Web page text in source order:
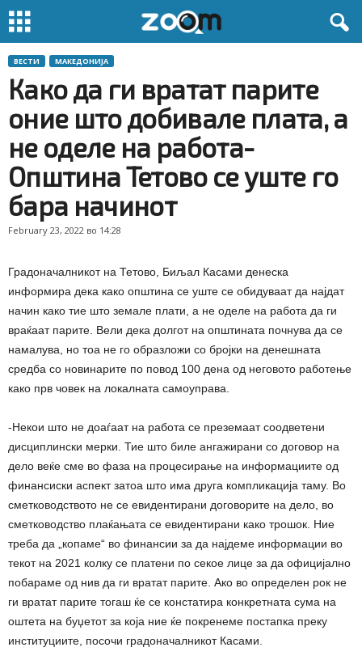
ВЕСТИ МАКЕДОНИЈА
Како да ги вратат парите
оние што добивале плата, а
не оделе на работа-
Општина Тетово се уште го
бара начинот
February 23, 2022 во 14:28
Градоначалникот на Тетово, Биљал Касами денеска
информира дека како општина се уште се обидуваат да најдат
начин како тие што земале плати, а не оделе на работа да ги
враќаат парите. Вели дека долгот на општината почнува да се
намалува, но тоа не го образложи со бројки на денешната
средба со новинарите по повод 100 дена од неговото работење
како прв човек на локалната самоуправа.
-Некои што не доаѓаат на работа се преземаат соодветени
дисциплински мерки. Тие што биле ангажирани со договор на
дело веќе сме во фаза на процесирање на информациите од
финансиски аспект затоа што има друга компликација таму. Во
сметководството не се евидентирани договорите на дело, во
сметководство плаќањата се евидентирани како трошок. Ние
треба да „копаме“ во финансии за да најдеме информации во
текот на 2021 колку се платени по секое лице за да официјално
побараме од нив да ги вратат парите. Ако во определен рок не
ги вратат парите тогаш ќе се констатира конкретната сума на
оштета на буџетот за која ние ќе покренеме постапка преку
институциите, посочи градоначалникот Касами.